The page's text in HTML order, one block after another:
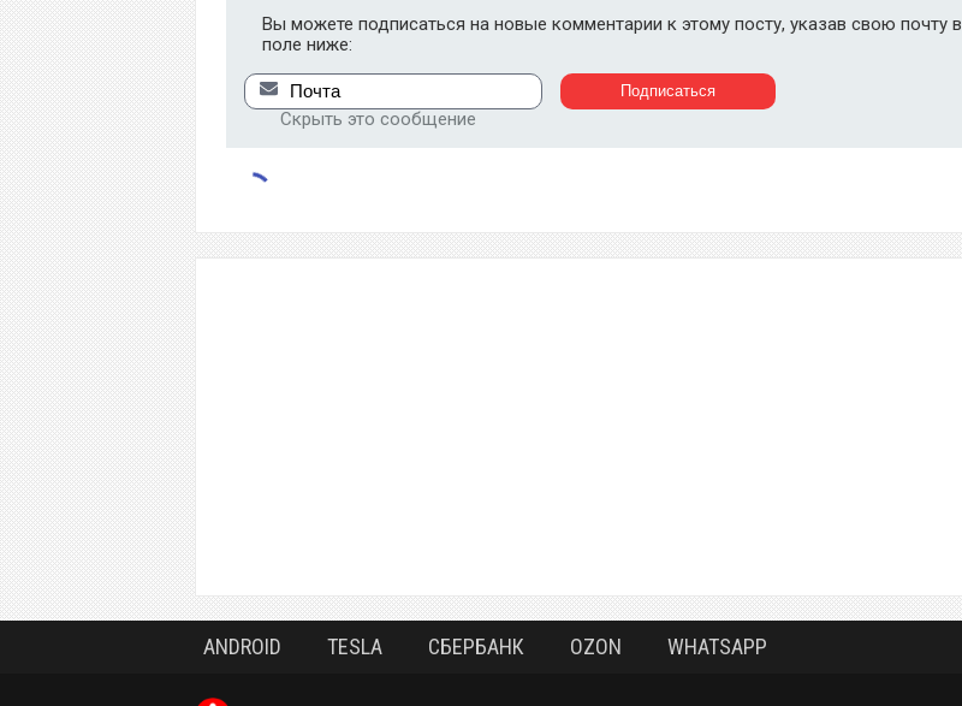
Вы можете подписаться на новые комментарии к этому посту, указав свою почту в
поле ниже:
Скрыть это сообщение
ANDROID TESLA СБЕРБАНК OZON WHATSAPP